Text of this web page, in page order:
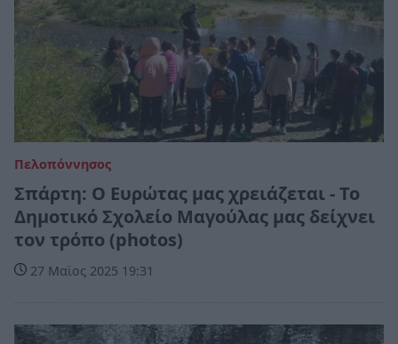
Πελοπόννησος
Σπάρτη: Ο Ευρώτας μας χρειάζεται - Το
Δημοτικό Σχολείο Μαγούλας μας δείχνει
τον τρόπο (photos)
27 Μαϊος 2025 19:31